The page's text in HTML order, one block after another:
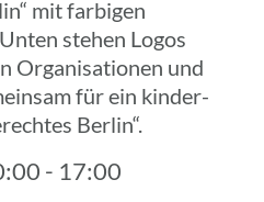
- 17:00